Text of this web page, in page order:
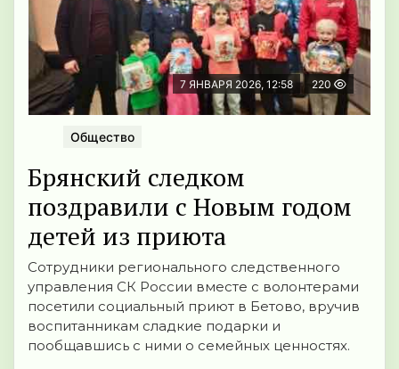
7 ЯНВАРЯ 2026, 12:58 220
Общество
Брянский следком
поздравили с Новым годом
детей из приюта
Сотрудники регионального следственного
управления СК России вместе с волонтерами
посетили социальный приют в Бетово, вручив
воспитанникам сладкие подарки и
пообщавшись с ними о семейных ценностях.